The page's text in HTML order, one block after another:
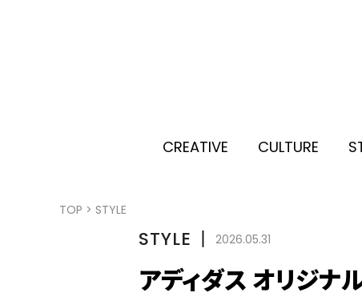
CREATIVE CULTURE
TOP > STYLE
STYLE 丨 2026.05.31
アディダス オリジナ